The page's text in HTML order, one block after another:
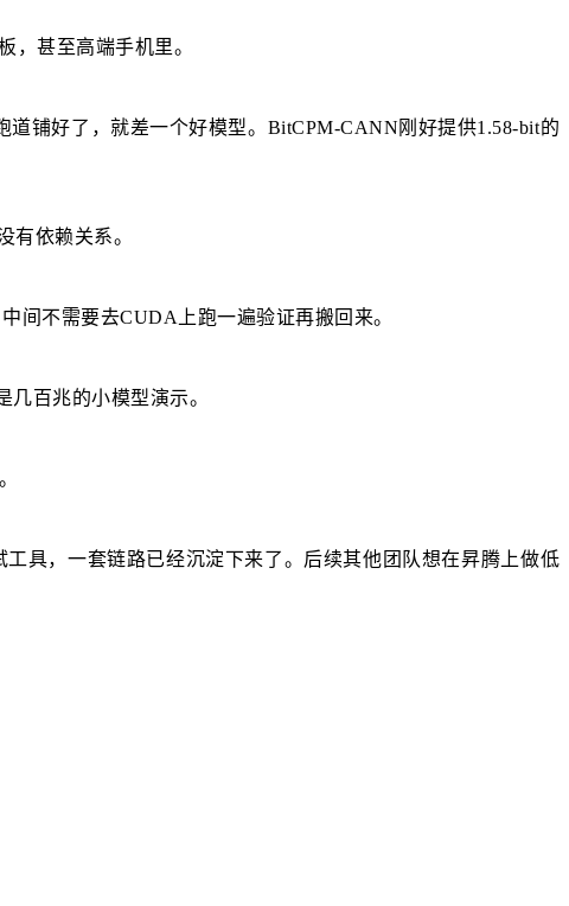
甚至高端手机里。
道铺好了，就差一个好模型。BitCPM-CANN刚好提供1.58-bit的
有依赖关系。
不需要去CUDA上跑一遍验证再搬回来。
百兆的小模型演示。
具，一套链路已经沉淀下来了。后续其他团队想在昇腾上做低